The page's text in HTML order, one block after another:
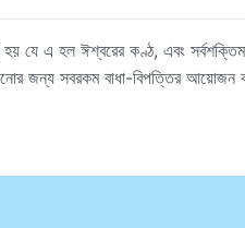
যে এ হল ঈশ্বরের কণ্ঠ, এবং
জন্য সবরকম বাধা-বিপত্তির আয়োজন